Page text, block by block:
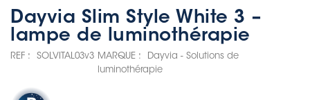
Dayvia Slim Style White 3 –
lampe de luminothérapie
REF : SOLVITAL03v3 MARQUE :
Dayvia - Solutions de
luminothérapie